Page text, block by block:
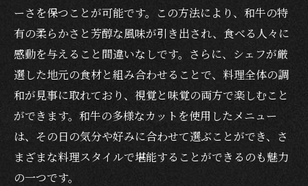
和牛とワインで特別な時間を共有しよう
駅近で出会う和牛とワインのマリアージュ
美しい景色と共に楽しむ河口湖の和牛とワイン
河口湖の絶景を眺めながらの贅沢な食体験
景色に溶け込む和牛とワインのひととき
河口湖の風景と共に味わう和牛料理
美しい自然の中で楽しむ和牛とワインの調
和
ーさを保つことが可能です。この方法により、和牛の特
有の柔らかさと芳醇な風味が引き出され、食べる人々に
感動を与えること間違いなしです。さらに、シェフが厳
選した地元の食材と組み合わせることで、料理全体の調
和が見事に取れており、視覚と味覚の両方で楽しむこと
ができます。和牛の多様なカットを使用したメニュー
は、その日の気分や好みに合わせて選ぶことができ、さ
まざまな料理スタイルで堪能することができるのも魅力
の一つです。